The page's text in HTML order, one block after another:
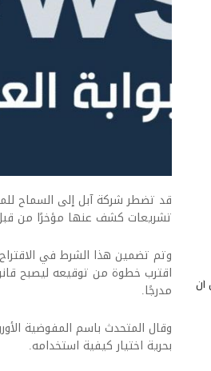
قد تضطر شركة آبل إلى السماح
تشريعات كشف عنها مؤخرًا من قبل
اقترب خطوة من توقيعه ليصبح
مدرجًا.
وقال المتحدث باسم المفوضية
بحرية اختيار كيفية استخدامه.
أن